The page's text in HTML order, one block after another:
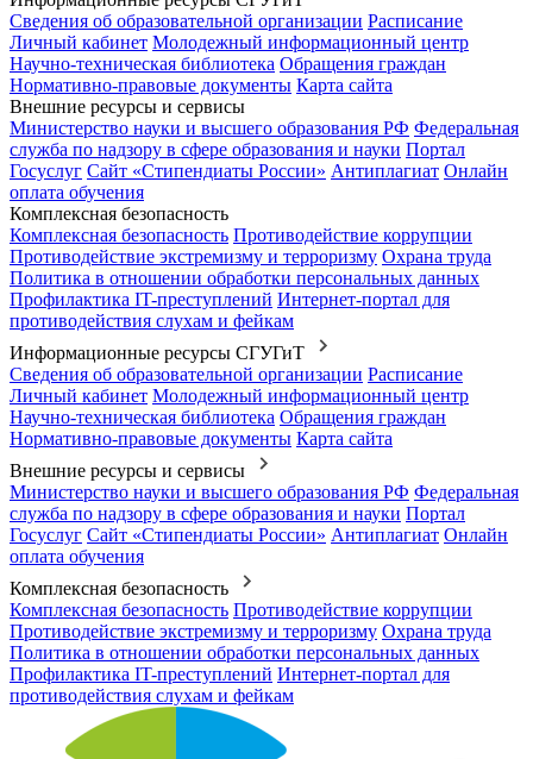
Сведения об образовательной организации Расписание
Личный кабинет Молодежный информационный центр
Научно-техническая библиотека Обращения граждан
Нормативно-правовые документы Карта сайта
Внешние ресурсы и сервисы
Министерство науки и высшего образования РФ Федеральная
служба по надзору в сфере образования и науки Портал
Госуслуг Сайт «Стипендиаты России» Антиплагиат Онлайн
оплата обучения
Комплексная безопасность
Комплексная безопасность Противодействие коррупции
Противодействие экстремизму и терроризму Охрана труда
Политика в отношении обработки персональных данных
Профилактика IT-преступлений Интернет-портал для
противодействия слухам и фейкам
Информационные ресурсы СГУГиТ
Сведения об образовательной организации Расписание
Личный кабинет Молодежный информационный центр
Научно-техническая библиотека Обращения граждан
Нормативно-правовые документы Карта сайта
Внешние ресурсы и сервисы
Министерство науки и высшего образования РФ Федеральная
служба по надзору в сфере образования и науки Портал
Госуслуг Сайт «Стипендиаты России» Антиплагиат Онлайн
оплата обучения
Комплексная безопасность
Комплексная безопасность Противодействие коррупции
Противодействие экстремизму и терроризму Охрана труда
Политика в отношении обработки персональных данных
Профилактика IT-преступлений Интернет-портал для
противодействия слухам и фейкам